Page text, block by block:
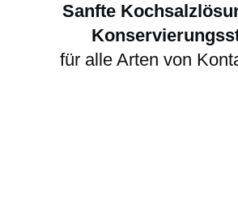
Sanfte
für alle Arten von